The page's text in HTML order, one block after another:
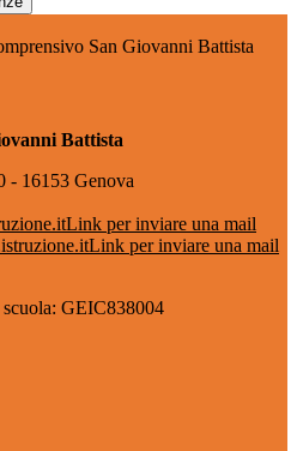
San Giovanni Battista
Battista
- 16153 Genova
Link per inviare una mail
Link per inviare una mail
GEIC838004